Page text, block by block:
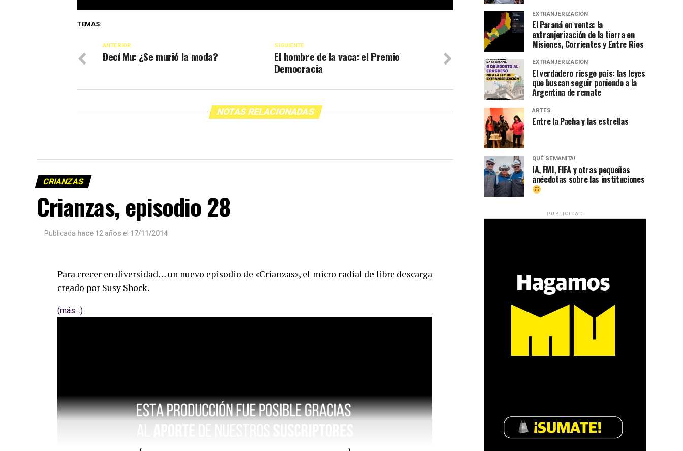
TEMAS:
SIGUIENTE
El hombre de la vaca: el Premio
Democracia
ANTERIOR
Decí Mu: ¿Se murió la moda?
NOTAS RELACIONADAS
CRIANZAS
Crianzas, episodio 28
Publicada hace 12 años el 17/11/2014
Para crecer en diversidad… un nuevo episodio de «Crianzas», el micro radial de libre descarga
creado por Susy Shock.
(más…)
EXTRANJERIZACIÓN
El Paraná en venta: la
extranjerización de la tierra en
Misiones, Corrientes y Entre Ríos
EXTRANJERIZACIÓN
El verdadero riesgo país: las leyes
que buscan seguir poniendo a la
Argentina de remate
ARTES
Entre la Pacha y las estrellas
QUÉ SEMANITA!
IA, FMI, FIFA y otras pequeñas
anécdotas sobre las instituciones
PUBLICIDAD